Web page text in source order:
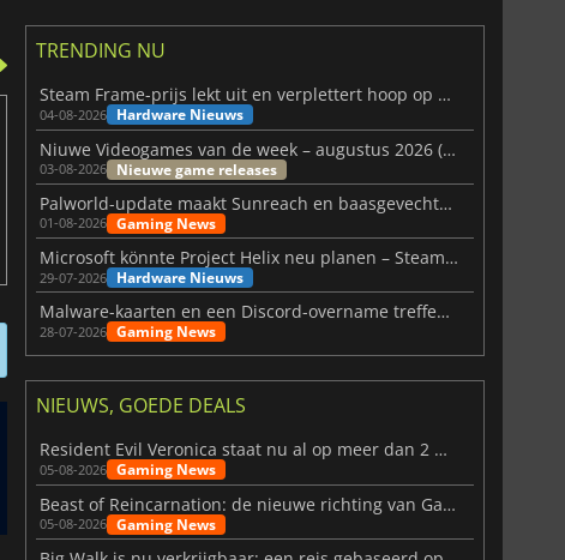
TRENDING NU
Steam Frame-prijs lekt uit en verplettert hoop op betaalbare VR
04-08-2026 Hardware Nieuws
Niuwe Videogames van de week – augustus 2026 (week 32)
03-08-2026 Nieuwe game releases
Palworld-update maakt Sunreach en baasgevechten stabieler
01-08-2026 Gaming News
Microsoft könnte Project Helix neu planen – Steam-Support wackelt
29-07-2026 Hardware Nieuws
Malware-kaarten en een Discord-overname treffen Meccha Chameleon
28-07-2026 Gaming News
NIEUWS, GOEDE DEALS
Resident Evil Veronica staat nu al op meer dan 2 miljoen verlanglijstjes
05-08-2026 Gaming News
Beast of Reincarnation: de nieuwe richting van Game Freak
05-08-2026 Gaming News